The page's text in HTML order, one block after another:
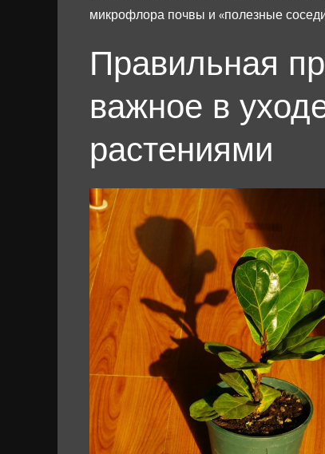
микрофлора почвы и «полезные
Правильная
важное в
растениями